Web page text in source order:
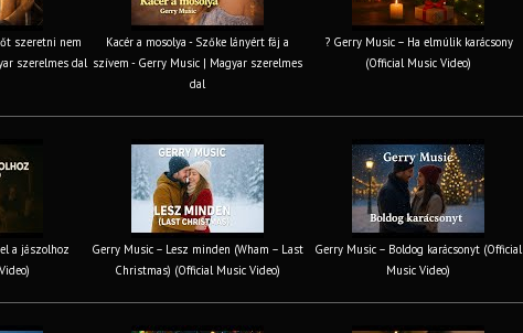
szeretni nem
szerelmes dal
Kacér a mosolya - Szőke lányért fáj a
szívem - Gerry Music | Magyar szerelmes
dal
? Gerry Music – Ha elmúlik karácsony
(Official Music Video)
a jászolhoz
Gerry Music – Lesz minden (Wham – Last
Christmas) (Official Music Video)
Gerry Music – Boldog karácsonyt (Official
Music Video)